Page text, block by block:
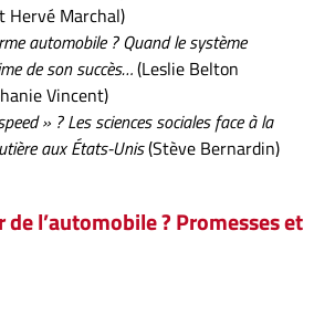
Hervé Marchal)
automobile ? Quand le système
de son succès…(Leslie Belton
Vincent)
» ? Les sciences sociales face à la
aux États-Unis(Stève Bernardin)
de l’automobile ? Promesses et